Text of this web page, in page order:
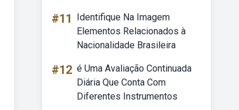
#11
Identifique Na Imagem
Elementos Relacionados à
Nacionalidade Brasileira
#12 é Uma Avaliação Continuada
Diária Que Conta Com
Diferentes Instrumentos